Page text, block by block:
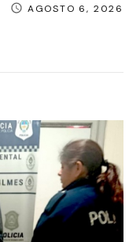
AGOSTO 6, 2026